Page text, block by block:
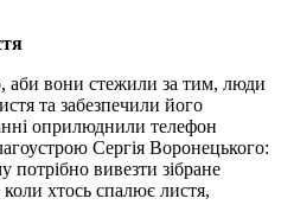
аби вони стежили за тим, люди
та забезпечили його
оприлюднили телефон
Сергія Воронецького:
потрібно вивезти зібране
хтось спалює листя,